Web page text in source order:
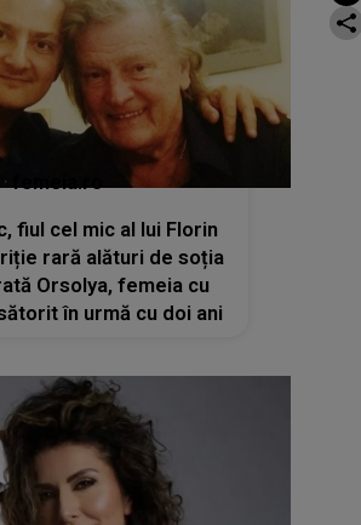
femeia.ro
fiul cel mic al lui Florin
rară alături de soția
Orsolya, femeia cu
în urmă cu doi ani